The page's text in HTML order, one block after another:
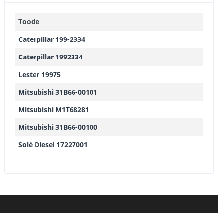
Toode
Caterpillar 199-2334
Caterpillar 1992334
Lester 19975
Mitsubishi 31B66-00101
Mitsubishi M1T68281
Mitsubishi 31B66-00100
Solé Diesel 17227001